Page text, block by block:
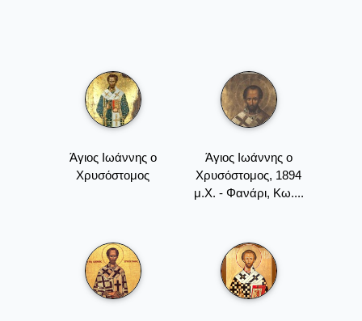
Άγιος Ιωάννης ο
Χρυσόστομος
Άγιος Ιωάννης ο
Χρυσόστομος, 1894
μ.Χ. - Φανάρι, Κω....